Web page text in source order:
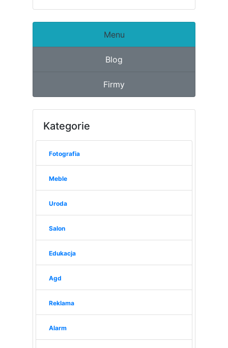
Menu
Blog
Firmy
Kategorie
Fotografia
Meble
Uroda
Salon
Edukacja
Agd
Reklama
Alarm